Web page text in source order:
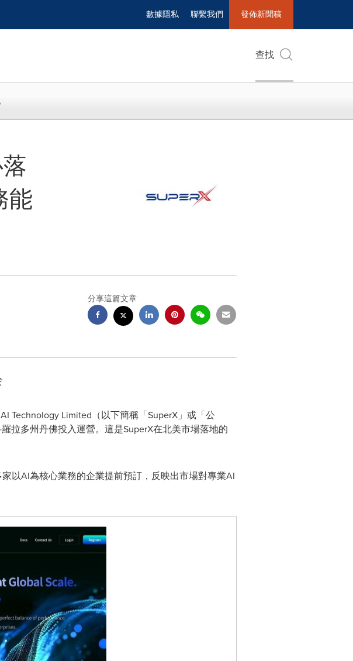
數據隱私 聯繫我們 發佈新聞稿
查找
能
分享這篇文章
Technology Limited（以下簡稱「SuperX」或「公
拉多州丹佛投入運營。這是SuperX在北美市場落地的
以AI為核心業務的企業提前預訂，反映出市場對專業AI